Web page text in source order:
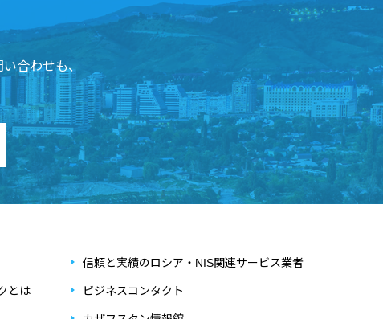
合わせも、
信頼と実績のロシア・NIS関連サービス業者
とは ビジネスコンタクト